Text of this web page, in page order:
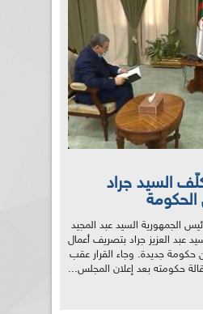
السيد جراد
الجمهورية السيد عبد المجيد
عبد العزيز جراد بتصريف أعمال
حكومة جديدة. وجاء القرار عقب
حكومته بعد إعلان المجلس...